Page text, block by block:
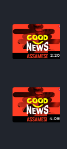
2:20
4:08